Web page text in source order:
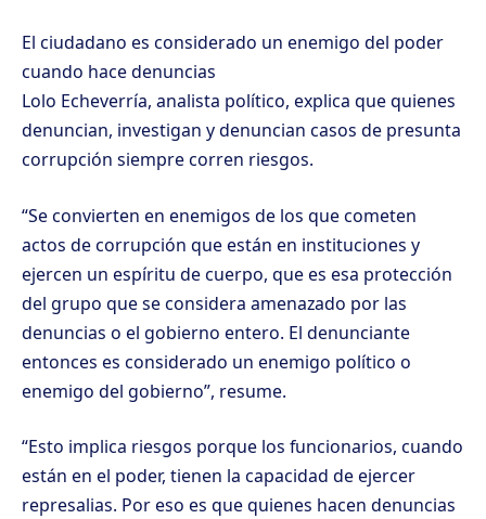
El ciudadano es considerado un enemigo del poder
cuando hace denuncias
Lolo Echeverría, analista político, explica que quienes
denuncian, investigan y denuncian casos de presunta
corrupción siempre corren riesgos.
“Se convierten en enemigos de los que cometen
actos de corrupción que están en instituciones y
ejercen un espíritu de cuerpo, que es esa protección
del grupo que se considera amenazado por las
denuncias o el gobierno entero. El denunciante
entonces es considerado un enemigo político o
enemigo del gobierno”, resume.
“Esto implica riesgos porque los funcionarios, cuando
están en el poder, tienen la capacidad de ejercer
represalias. Por eso es que quienes hacen denuncias